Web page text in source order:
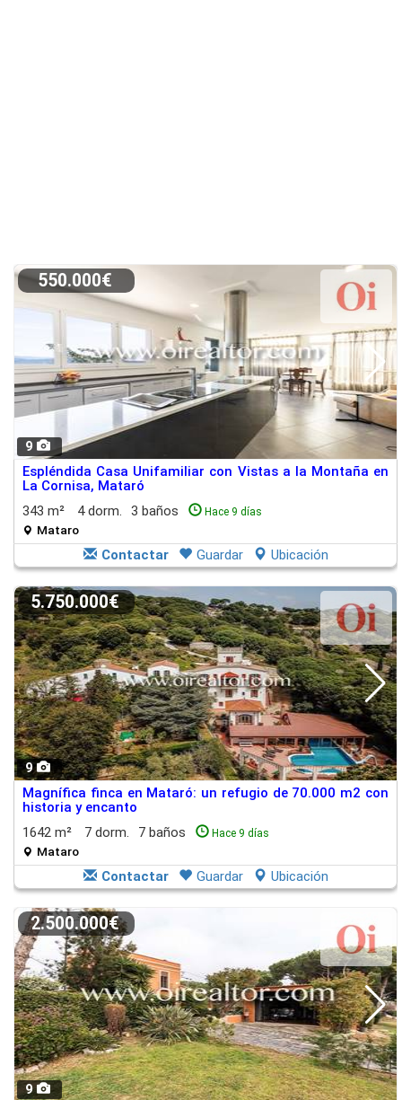
9
550.000€
Espléndida Casa Unifamiliar con Vistas a la Montaña en
La Cornisa, Mataró
343 m²
4 dorm. 3 baños Hace 9 días
Mataro
Contactar Guardar Ubicación
9
5.750.000€
Magnífica finca en Mataró: un refugio de 70.000 m2 con
historia y encanto
1642 m²
7 dorm. 7 baños Hace 9 días
Mataro
Contactar Guardar Ubicación
9
2.500.000€